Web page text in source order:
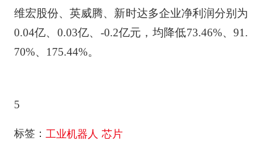
维宏股份、英威腾、新时达多企业净利润分别为
0.04亿、0.03亿、-0.2亿元，均降低73.46%、91.
70%、175.44%。
5
标签： 工业机器人 芯片